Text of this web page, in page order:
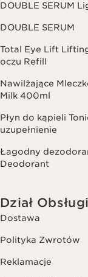
DOUBLE SERUM
DOUBLE SERUM
Total Eye Lift
oczu Refill
Nawilżające
Milk 400ml
Płyn do kąpieli
uzupełnienie
Łagodny
Deodorant
Dział
Dostawa
Polityka Zwrotów
Reklamacje